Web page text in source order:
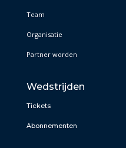
Team
Organisatie
Partner worden
Wedstrijden
Tickets
Abonnementen